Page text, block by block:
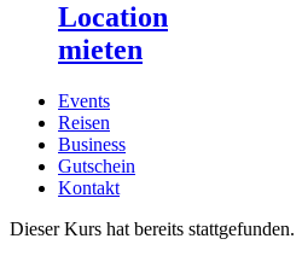
Location
mieten
Events
Reisen
Business
Gutschein
Kontakt
Dieser Kurs hat bereits stattgefunden.